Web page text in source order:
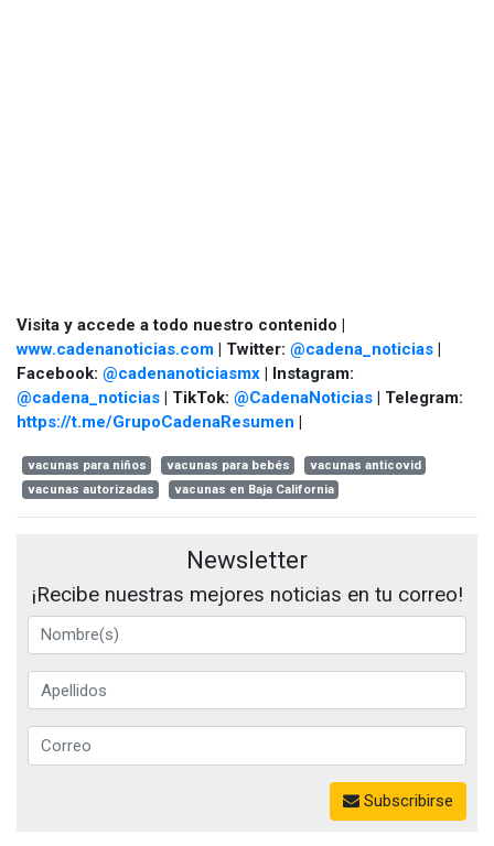
Visita y accede a todo nuestro contenido |
www.cadenanoticias.com | Twitter: @cadena_noticias |
Facebook: @cadenanoticiasmx | Instagram:
@cadena_noticias | TikTok: @CadenaNoticias | Telegram:
https://t.me/GrupoCadenaResumen |
vacunas para niños vacunas para bebés
vacunas anticovid
vacunas autorizadas
vacunas en Baja California
Newsletter
¡Recibe nuestras mejores noticias en tu correo!
Subscribirse